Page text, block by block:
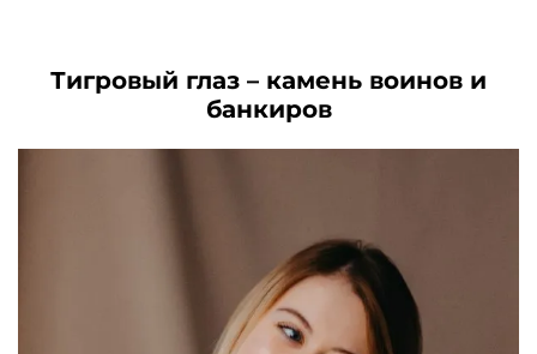
Тигровый глаз – камень воинов и
банкиров